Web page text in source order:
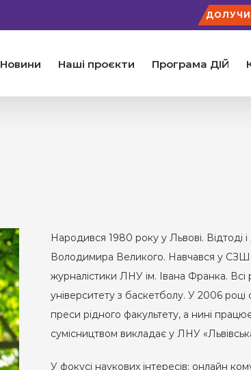
Новини Наші проєкти Програма ДІЙ
Народився 1980 року у Львові. Відтоді
Володимира Великого. Навчався у СЗШ
журналістики ЛНУ ім. Івана Франка. Всі
університету з баскетболу. У 2006
преси рідного факультету, а нині
сумісництвом викладає у ЛНУ
У фокусі наукових інтересів: онлайн